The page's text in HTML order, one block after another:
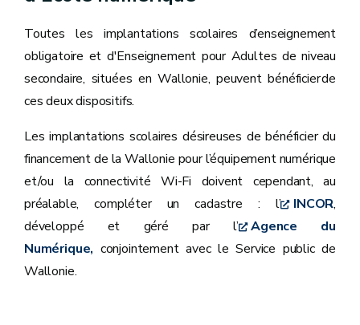
Toutes les implantations scolaires d’enseignement
obligatoire et d'Enseignement pour Adultes de niveau
secondaire, situées en Wallonie, peuvent bénéficier de
ces deux dispositifs.
Les implantations scolaires désireuses de bénéficier du
financement de la Wallonie pour l’équipement numérique
et/ou la connectivité Wi-Fi doivent cependant, au
préalable, compléter un cadastre : l’
INCOR,
développé et géré par l’
Agence du
Numérique, conjointement avec le Service public de
Wallonie.